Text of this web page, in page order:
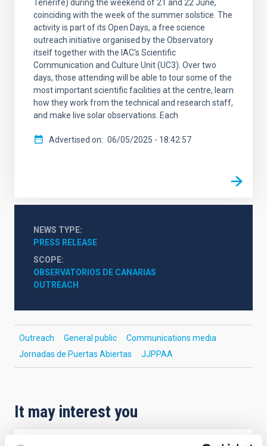
Tenerife) during the weekend of 21 and 22 June,
coinciding with the week of the summer solstice. The
activity is part of its Open Days, a free science
outreach initiative organised by the Observatory
itself together with the IAC's Scientific
Communication and Culture Unit (UC3). Over two
days, those attending will be able to tour some of the
most important scientific facilities at the centre, learn
how they work from the technical and research staff,
and make live solar observations. Each
Advertised on 06/05/2025 - 18:42:57
NEWS TYPE
PRESS RELEASE
SCOPE
OBSERVATORIOS DE CANARIAS
OUTREACH
Outreach General public
Communications media
Jornadas de Puertas Abiertas
JJPPAA
It may interest you